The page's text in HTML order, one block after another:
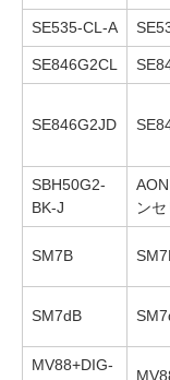
SE535-CL-A
SE846G2CL
SE846G2JD
SBH50G2-
BK-J
ン
SM7B
SM7dB
MV88+DIG-